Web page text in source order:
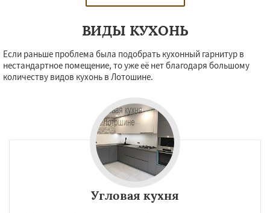
ВИДЫ КУХОНЬ
Если раньше проблема была подобрать кухонный гарнитур в
нестандартное помещение, то уже её нет благодаря большому
количеству видов кухонь в Лотошине.
Угловая кухня